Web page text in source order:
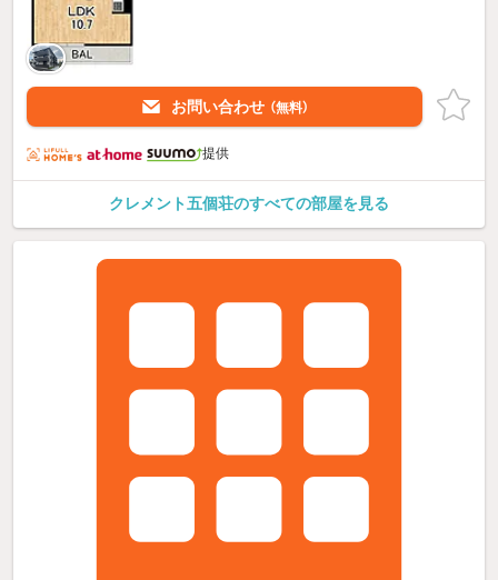
お問い合わせ （無料）
提供
クレメント五個荘のすべての部屋を見る